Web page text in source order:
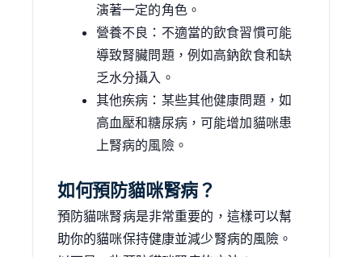
演著一定的角色。
營養不良：不適當的飲食習慣可能
導致腎臟問題，例如高鈉飲食和缺
乏水分攝入。
其他疾病：某些其他健康問題，如
高血壓和糖尿病，可能增加貓咪患
上腎病的風險。
如何預防貓咪腎病？
預防貓咪腎病是非常重要的，這樣可以幫
助你的貓咪保持健康並減少腎病的風險。